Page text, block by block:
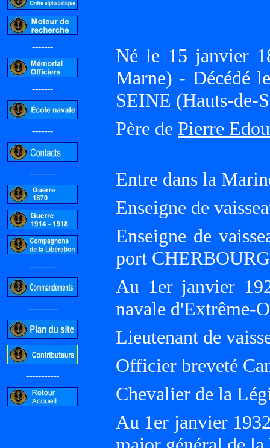
-------
-------
-------
---------
---------
----------
-----------
Né le 15 janvier
Marne) - Décédé
SEINE (Hauts-de-
Père de Pierre
Entre dans la
Enseigne de
Enseigne de
port
Au 1er janvier
navale d'Extrême-
Lieutenant de
Officier breveté
Chevalier de la
Au 1er janvier